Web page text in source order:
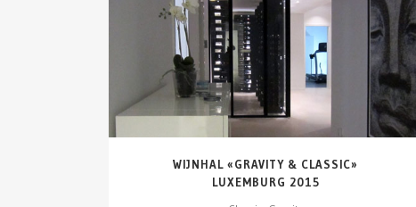
DETAILS ZIEN
WIJNHAL «GRAVITY & CLASSIC»
LUXEMBURG 2015